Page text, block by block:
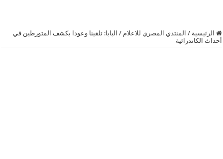
الرئيسية / المنتدي المصري للاعلام / البابا: تلقينا وعودا بكشف المتورطين في
أحداث الكاتدرائية